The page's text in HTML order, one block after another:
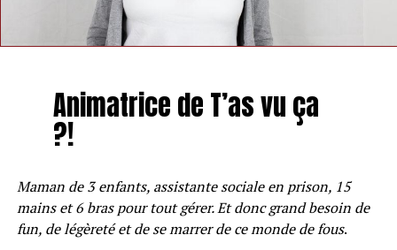
Animatrice de T’as vu ça
?!
Maman de 3 enfants, assistante sociale en prison, 15
mains et 6 bras pour tout gérer. Et donc grand besoin de
fun, de légèreté et de se marrer de ce monde de fous.